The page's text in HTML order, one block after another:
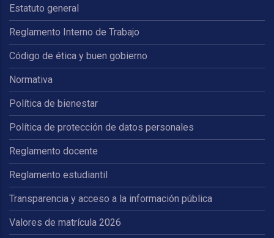
Estatuto general
Reglamento Interno de Trabajo
Código de ética y buen gobierno
Normativa
Política de bienestar
Política de protección de datos personales
Reglamento docente
Reglamento estudiantil
Transparencia y acceso a la información pública
Valores de matrícula 2026